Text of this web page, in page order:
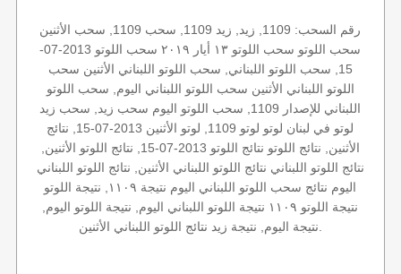
رقم السحب: 1109, زيد, زيد 1109, سحب 1109, سحب الأثنين
سحب اللوتو سحب اللوتو ١٣ أيار ٢٠١٩ سحب اللوتو 2013-07-
15, سحب اللوتو اللبناني, سحب اللوتو اللبناني الأثنين سحب
اللوتو اللبناني الأثنين سحب اللوتو اللبناني اليوم, سحب اللوتو
اللبناني للإصدار 1109, سحب اللوتو اليوم سحب زيد, سحب زيد
لوتو في لبنان لوتو لوتو 1109, لوتو الأثنين 2013-07-15, نتائج
الأثنين, نتائج اللوتو نتائج اللوتو 2013-07-15, نتائج اللوتو الأثنين,
نتائج اللوتو اللبناني نتائج اللوتو اللبناني الأثنين, نتائج اللوتو اللبناني
اليوم نتائج سحب اللوتو اللبناني اليوم نتيجة ١١٠٩, نتيجة اللوتو
نتيجة اللوتو ١١٠٩ نتيجة اللوتو اللبناني اليوم, نتيجة اللوتو اليوم,